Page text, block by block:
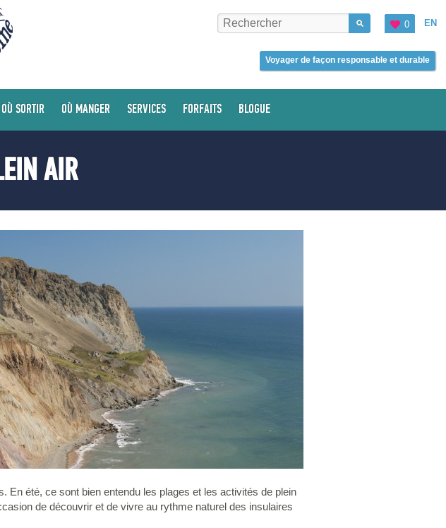
EN
0
Voyager de façon responsable et durable
OÙ SORTIR OÙ MANGER SERVICES FORFAITS BLOGUE
AIR
En été, ce sont bien entendu les plages et les activités de plein
de découvrir et de vivre au rythme naturel des insulaires